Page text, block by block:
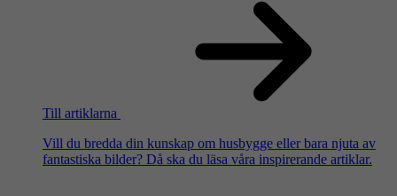
Till artiklarna
Vill du bredda din kunskap om husbygge eller bara njuta av
fantastiska bilder? Då ska du läsa våra inspirerande artiklar.